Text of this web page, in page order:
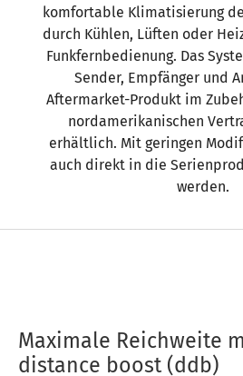
komfortable Klimatisierung
durch Kühlen, Lüften oder
Funkfernbedienung. Das
Sender, Empfänger und
Aftermarket-Produkt im
nordamerikanischen
erhältlich. Mit geringen
auch direkt in die
werden.
Maximale Reichweite
distance boost (ddb)